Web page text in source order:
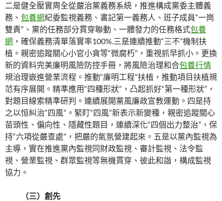
二是健全壓實周全從嚴治黨義務系統，推進構成黨委主體義
務、 包養網紀委監視義務、書記第一義務人、班子成員“一崗
雙責”、黨的任務部分貫穿聯動、一體發力的任務格式包養
網 ，確保義務清單落實率100%.三是連續推動“三不”機制扶
植。親密追蹤關心小官小貪等“微腐朽”，重視抓早抓小。更換
新的資料完美廉明風險防控手冊，將風險治理和合包養行情
規治理嵌進營業流程。推動“廉明工程”扶植，推動項目扶植規
范有序展開。精準應用“四種形狀”，凸起抓好“第一種形狀”，
對題目線索精準研判。連續展開黨風廉政宣教運動。四是持
之以恒糾治“四風”。緊盯“四風”新表示新變種，親密追蹤關心
苗頭性、偏向性、隱藏性題目，連續深化“四個出力整治”，保
持“六項從嚴查處”，把嚴的氣氛營建起來。五是以黨內監視為
主導，實在推進黨內監視同財政監視、審計監視、法令監
視、營業監視、群眾監視等無機貫穿、彼此和諧，構成監視
協力。
（三）創先